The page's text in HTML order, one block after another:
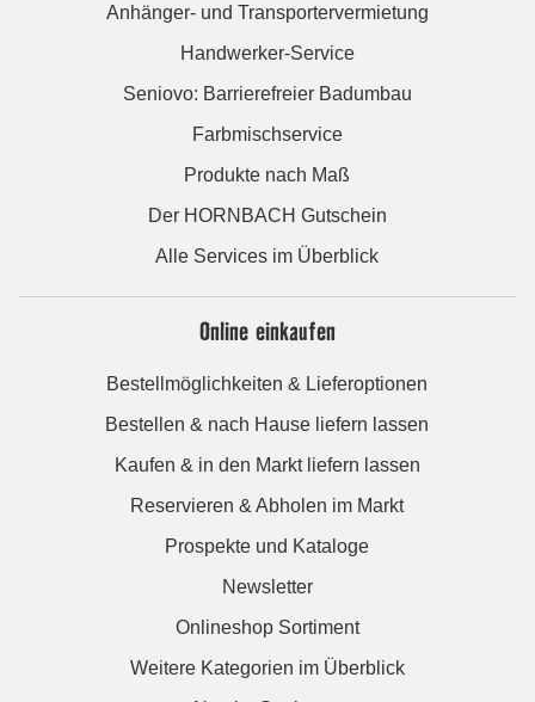
Anhänger- und Transportervermietung
Handwerker-Service
Seniovo: Barrierefreier Badumbau
Farbmischservice
Produkte nach Maß
Der HORNBACH Gutschein
Alle Services im Überblick
Online einkaufen
Bestellmöglichkeiten & Lieferoptionen
Bestellen & nach Hause liefern lassen
Kaufen & in den Markt liefern lassen
Reservieren & Abholen im Markt
Prospekte und Kataloge
Newsletter
Onlineshop Sortiment
Weitere Kategorien im Überblick